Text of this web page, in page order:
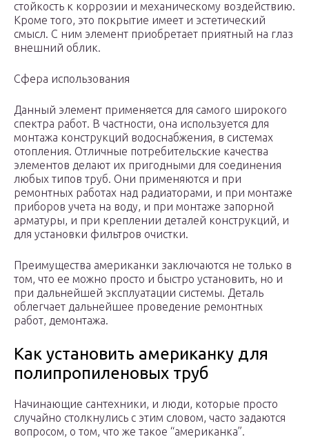
стойкость к коррозии и механическому воздействию.
Кроме того, это покрытие имеет и эстетический
смысл. С ним элемент приобретает приятный на глаз
внешний облик.
Сфера использования
Данный элемент применяется для самого широкого
спектра работ. В частности, она используется для
монтажа конструкций водоснабжения, в системах
отопления. Отличные потребительские качества
элементов делают их пригодными для соединения
любых типов труб. Они применяются и при
ремонтных работах над радиаторами, и при монтаже
приборов учета на воду, и при монтаже запорной
арматуры, и при креплении деталей конструкций, и
для установки фильтров очистки.
Преимущества американки заключаются не только в
том, что ее можно просто и быстро установить, но и
при дальнейшей эксплуатации системы. Деталь
облегчает дальнейшее проведение ремонтных
работ, демонтажа.
Как установить американку для
полипропиленовых труб
Начинающие сантехники, и люди, которые просто
случайно столкнулись с этим словом, часто задаются
вопросом, о том, что же такое “американка”.